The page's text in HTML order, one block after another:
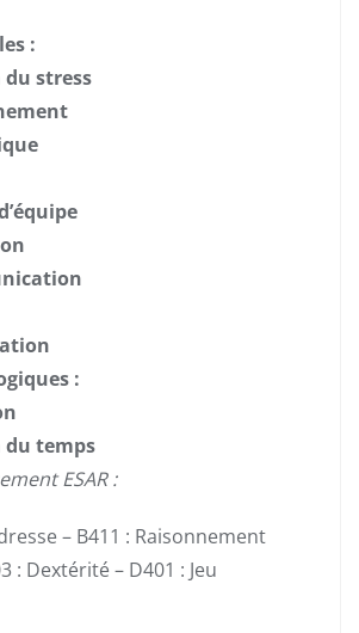
:
du stress
:
du temps
ESAR :
– B411 : Raisonnement
: Dextérité – D401 : Jeu